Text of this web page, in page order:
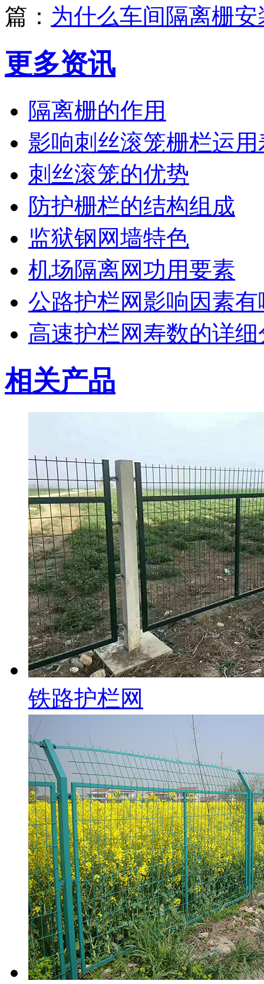
篇： 为什么车间隔离栅
更多资讯
隔离栅的作用
影响刺丝滚笼栅栏运
刺丝滚笼的优势
防护栅栏的结构组成
监狱钢网墙特色
机场隔离网功用要素
公路护栏网影响因素
高速护栏网寿数的详细
相关产品
铁路护栏网